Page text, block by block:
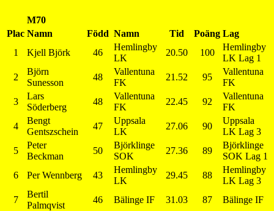
M70
Plac Namn Född Namn Tid Poäng Lag
1
Kjell Björk 46
Hemlingby
LK
20.50 100
Hemlingby
LK Lag 1
2
Björn
Sunesson
48
Vallentuna
FK
21.52 95
Vallentuna
FK
3
Lars
Söderberg
48
Vallentuna
FK
22.45 92
Vallentuna
FK
4
Bengt
Gentszschein
47
Uppsala
LK
27.06 90
Uppsala
LK Lag 3
5
Peter
Beckman
50
Björklinge
SOK
27.36 89
Björklinge
SOK Lag 1
6
Per Wennberg 43
Hemlingby
LK
29.45 88
Hemlingby
LK Lag 3
7
Bertil
Palmqvist
46 Bälinge IF 31.03 87 Bälinge IF